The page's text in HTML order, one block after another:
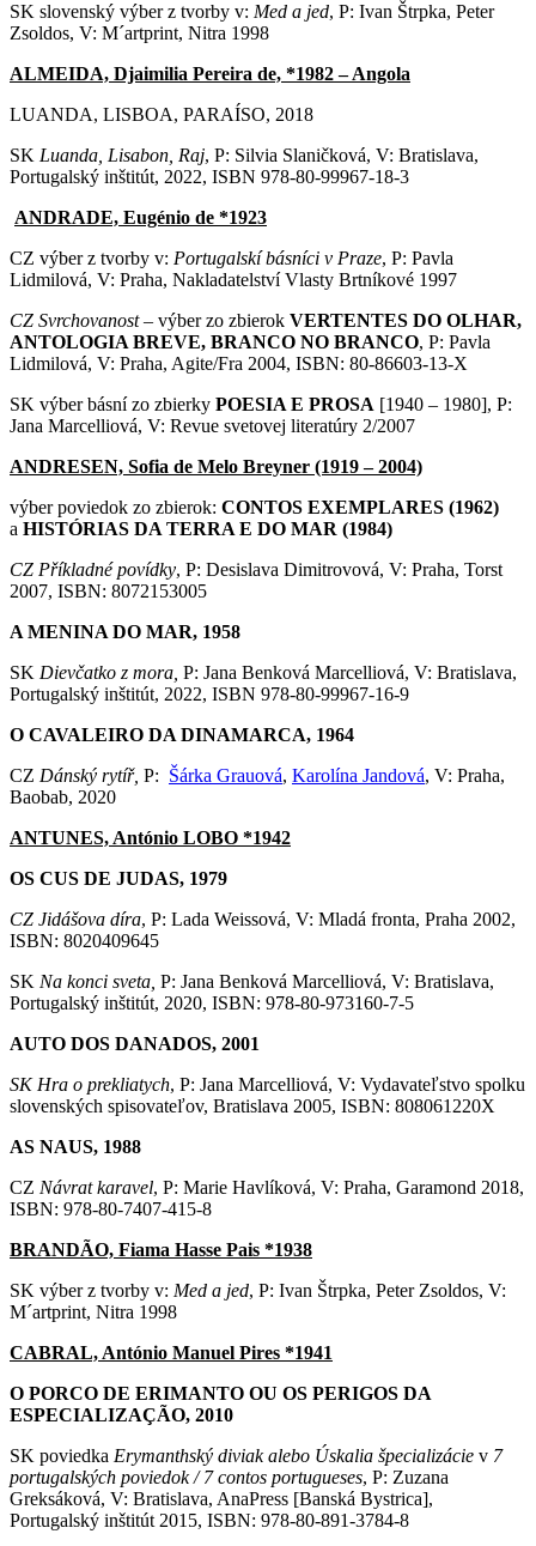
SK slovenský výber z tvorby v: Med a jed, P: Ivan Štrpka, Peter
Zsoldos, V: M´artprint, Nitra 1998
ALMEIDA, Djaimilia Pereira de, *1982 – Angola
LUANDA, LISBOA, PARAÍSO, 2018
SK Luanda, Lisabon, Raj, P: Silvia Slaničková, V: Bratislava,
Portugalský inštitút, 2022, ISBN 978-80-99967-18-3
ANDRADE, Eugénio de *1923
CZ výber z tvorby v: Portugalskí básníci v Praze, P: Pavla
Lidmilová, V: Praha, Nakladatelství Vlasty Brtníkové 1997
CZ Svrchovanost– výber zo zbierok VERTENTES DO OLHAR,
ANTOLOGIA BREVE, BRANCO NO BRANCO, P: Pavla
Lidmilová, V: Praha, Agite/Fra 2004, ISBN: 80-86603-13-X
SK výber básní zo zbierky POESIA E PROSA [1940 – 1980], P:
Jana Marcelliová, V: Revue svetovej literatúry 2/2007
ANDRESEN, Sofia de Melo Breyner (1919 – 2004)
výber poviedok zo zbierok: CONTOS EXEMPLARES (1962)
a HISTÓRIAS DA TERRA E DO MAR (1984)
CZ Příkladné povídky, P: Desislava Dimitrovová, V: Praha, Torst
2007, ISBN: 8072153005
A MENINA DO MAR, 1958
SK Dievčatko z mora, P: Jana Benková Marcelliová, V: Bratislava,
Portugalský inštitút, 2022, ISBN 978-80-99967-16-9
O CAVALEIRO DA DINAMARCA, 1964
CZ Dánský rytíř, P: Šárka Grauová, Karolína Jandová, V: Praha,
Baobab, 2020
ANTUNES, António LOBO *1942
OS CUS DE JUDAS, 1979
CZ Jidášova díra, P: Lada Weissová, V: Mladá fronta, Praha 2002,
ISBN: 8020409645
SK Na konci sveta, P: Jana Benková Marcelliová, V: Bratislava,
Portugalský inštitút, 2020, ISBN: 978-80-973160-7-5
AUTO DOS DANADOS, 2001
SK Hra o prekliatych, P: Jana Marcelliová, V: Vydavateľstvo spolku
slovenských spisovateľov, Bratislava 2005, ISBN: 808061220X
AS NAUS, 1988
CZ Návrat karavel, P: Marie Havlíková, V: Praha, Garamond 2018,
ISBN: 978-80-7407-415-8
BRANDÃO, Fiama Hasse Pais *1938
SK výber z tvorby v: Med a jed, P: Ivan Štrpka, Peter Zsoldos, V:
M´artprint, Nitra 1998
CABRAL, António Manuel Pires *1941
O PORCO DE ERIMANTO OU OS PERIGOS DA
ESPECIALIZAÇÃO, 2010
SK poviedka Erymanthský diviak alebo Úskalia špecializácie v 7
portugalských poviedok / 7 contos portugueses, P: Zuzana
Greksáková, V: Bratislava, AnaPress [Banská Bystrica],
Portugalský inštitút 2015, ISBN: 978-80-891-3784-8